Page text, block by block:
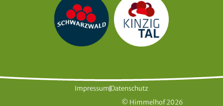
Impressum Datenschutz
© Himmelhof 2026